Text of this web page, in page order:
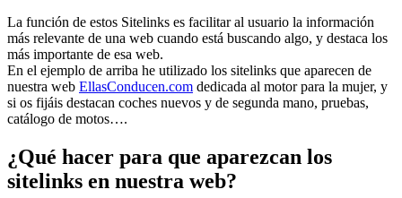
La función de estos Sitelinks es facilitar al usuario la información
más relevante de una web cuando está buscando algo, y destaca los
más importante de esa web.
En el ejemplo de arriba he utilizado los sitelinks que aparecen de
nuestra web EllasConducen.com dedicada al motor para la mujer, y
si os fijáis destacan coches nuevos y de segunda mano, pruebas,
catálogo de motos….
¿Qué hacer para que aparezcan los
sitelinks en nuestra web?